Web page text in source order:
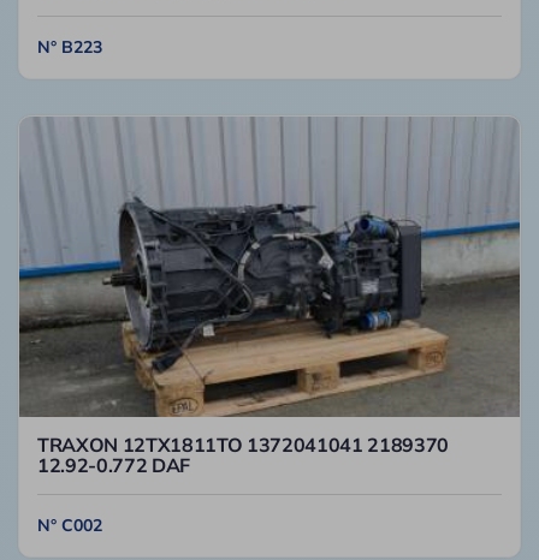
N° B223
TRAXON 12TX1811TO 1372041041 2189370
12.92-0.772 DAF
N° C002